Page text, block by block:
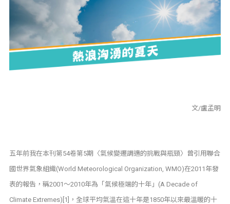
文/盧孟明
五年前我在本刊第54卷第5期〈氣候變遷調適的挑戰與瓶頸〉曾引用聯合
國世界氣象組織(World Meteorological Organization, WMO)在2011年發
表的報告，稱2001～2010年為「氣候極端的十年」(A Decade of
Climate Extremes)[1]，全球平均氣溫在這十年是1850年以來最溫暖的十